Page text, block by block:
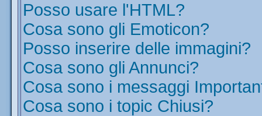
Posso usare l'HTML?
Cosa sono gli Emoticon?
Posso inserire delle immagini?
Cosa sono gli Annunci?
Cosa sono i messaggi
Cosa sono i topic Chiusi?